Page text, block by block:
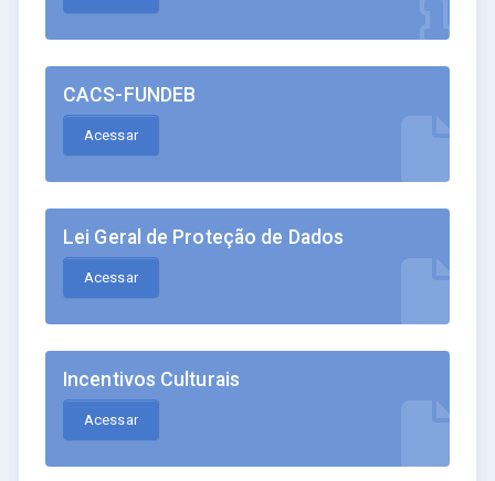
CACS-FUNDEB
Acessar
Lei Geral de Proteção de Dados
Acessar
Incentivos Culturais
Acessar